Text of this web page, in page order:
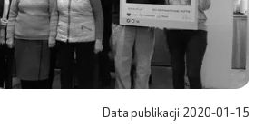
Data publikacji:2020-01-15